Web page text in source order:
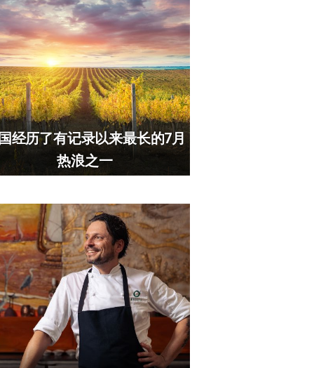
经历了有记录以来最长的7月
热浪之一